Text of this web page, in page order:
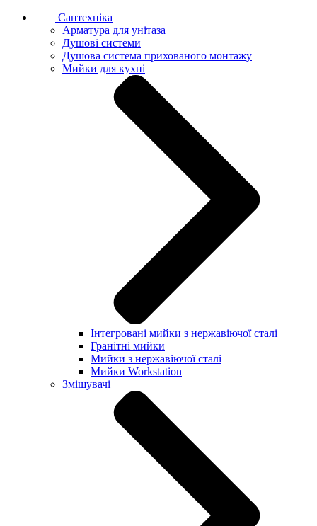
Сантехніка
Арматура для унітаза
Душові системи
Душова система прихованого монтажу
Мийки для кухні
Інтегровані мийки з нержавіючої сталі
Гранітні мийки
Мийки з нержавіючої сталі
Мийки Workstation
Змішувачі